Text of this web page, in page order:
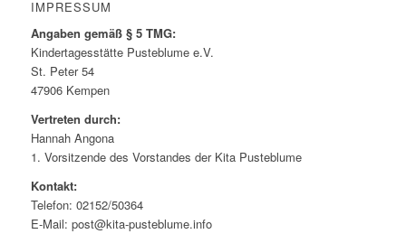
IMPRESSUM
Angaben gemäß § 5 TMG:
Kindertagesstätte Pusteblume e.V.
St. Peter 54
47906 Kempen
Vertreten durch:
Hannah Angona
1. Vorsitzende des Vorstandes der Kita Pusteblume
Kontakt:
Telefon: 02152/50364
E-Mail: post@kita-pusteblume.info